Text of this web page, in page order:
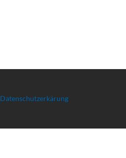
Datenschutzerkärung